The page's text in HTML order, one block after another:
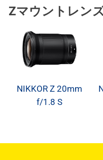
Zマウントレン
NIKKOR Z 20mm
f/1.8 S